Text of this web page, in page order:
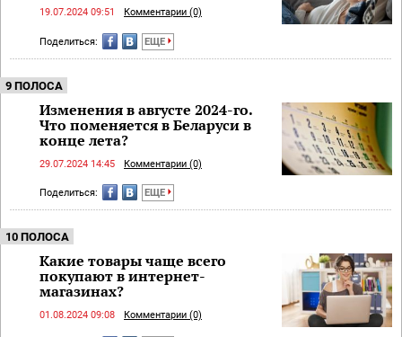
19.07.2024 09:51 Комментарии (0)
Поделиться: ЕЩЕ
9 ПОЛОСА
Изменения в августе 2024-го.
Что поменяется в Беларуси в
конце лета?
29.07.2024 14:45 Комментарии (0)
Поделиться: ЕЩЕ
10 ПОЛОСА
Какие товары чаще всего
покупают в интернет-
магазинах?
01.08.2024 09:08 Комментарии (0)